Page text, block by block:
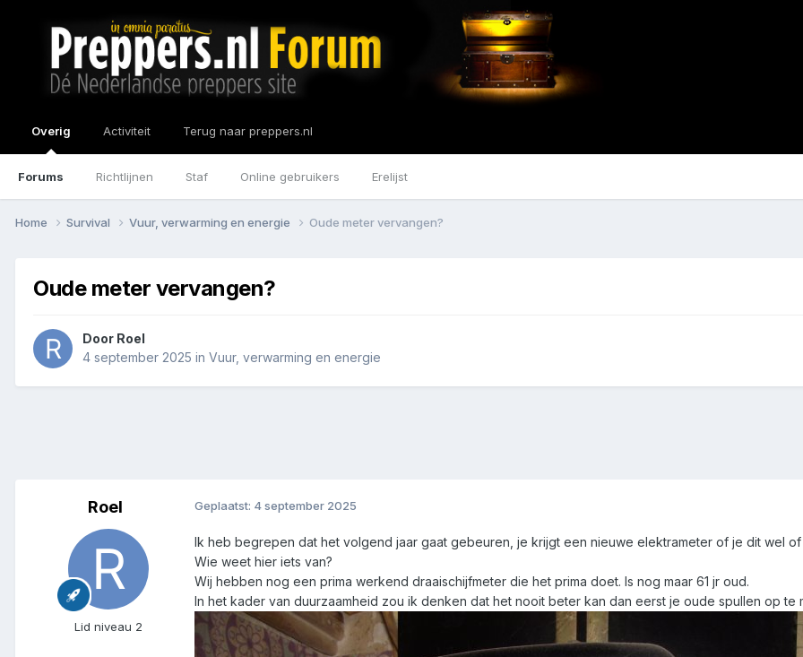
Overig
Forums Richtlijnen Staf Online gebruikers Erelijst
Activiteit Terug naar preppers.nl
Home Survival Vuur, verwarming en energie Oude meter vervangen?
Oude meter vervangen?
Door Roel
4 september 2025 in Vuur, verwarming en energie
Roel
Lid niveau 2
Geplaatst: 4 september 2025
Ik heb begrepen dat het volgend jaar gaat gebeuren, je krijgt een nieuwe elektrameter of je dit wel of
Wie weet hier iets van?
Wij hebben nog een prima werkend draaischijfmeter die het prima doet. Is nog maar 61 jr oud.
In het kader van duurzaamheid zou ik denken dat het nooit beter kan dan eerst je oude spullen op te